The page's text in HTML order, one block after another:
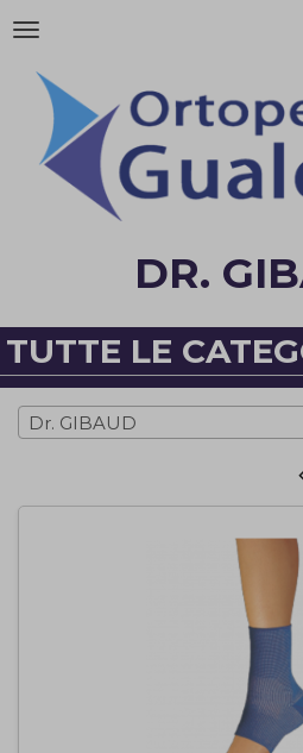
Attiva/disattiva
navigazione
DR.
TUTTE LE
Dr. GIBAUD